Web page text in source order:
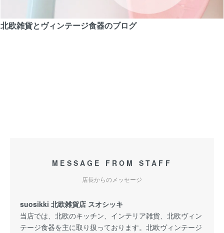
北欧雑貨とヴィンテージ食器のブログ
MESSAGE FROM STAFF
店長からのメッセージ
suosikki 北欧雑貨店 スオシッキ
当店では、北欧のキッチン、インテリア雑貨、北欧ヴィン
テージ食器を主に取り扱っております。北欧ヴィンテージ